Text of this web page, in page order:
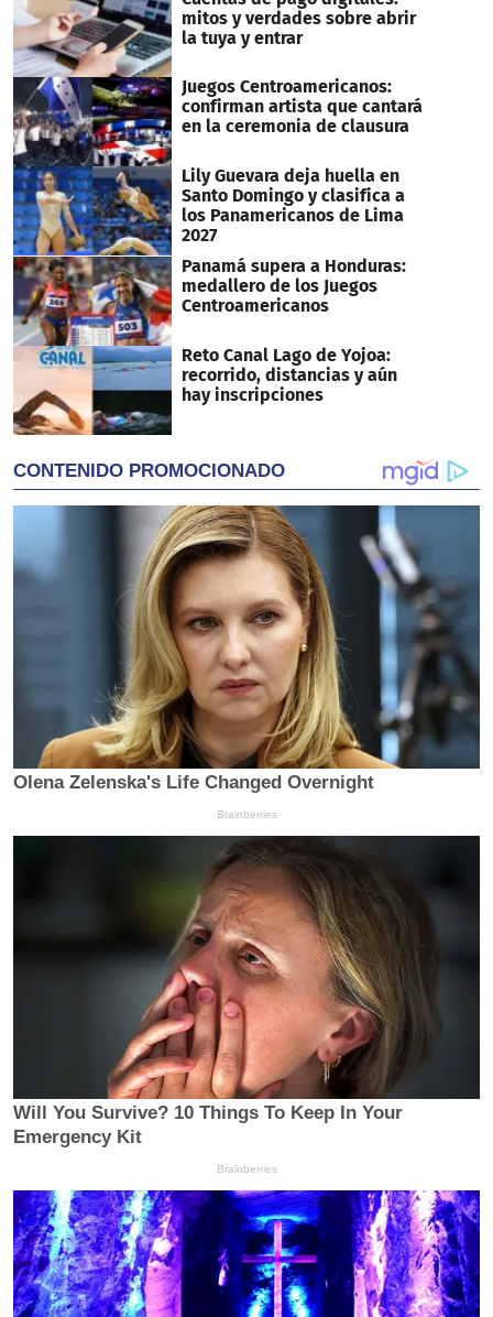
mitos y verdades sobre abrir
la tuya y entrar
Juegos Centroamericanos:
confirman artista que cantará
en la ceremonia de clausura
Lily Guevara deja huella en
Santo Domingo y clasifica a
los Panamericanos de Lima
2027
Panamá supera a Honduras:
medallero de los Juegos
Centroamericanos
Reto Canal Lago de Yojoa:
recorrido, distancias y aún
hay inscripciones